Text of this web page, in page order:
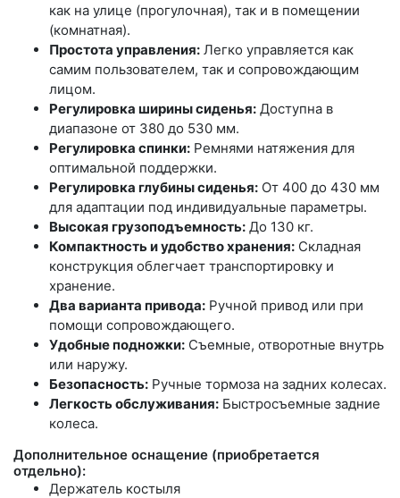
как на улице (прогулочная), так и в помещении
(комнатная).
Простота управления: Легко управляется как
самим пользователем, так и сопровождающим
лицом.
Регулировка ширины сиденья: Доступна в
диапазоне от 380 до 530 мм.
Регулировка спинки: Ремнями натяжения для
оптимальной поддержки.
Регулировка глубины сиденья: От 400 до 430 мм
для адаптации под индивидуальные параметры.
Высокая грузоподъемность: До 130 кг.
Компактность и удобство хранения: Складная
конструкция облегчает транспортировку и
хранение.
Два варианта привода: Ручной привод или при
помощи сопровождающего.
Удобные подножки: Съемные, отворотные внутрь
или наружу.
Безопасность: Ручные тормоза на задних колесах.
Легкость обслуживания: Быстросъемные задние
колеса.
Дополнительное оснащение (приобретается
отдельно):
Держатель костыля